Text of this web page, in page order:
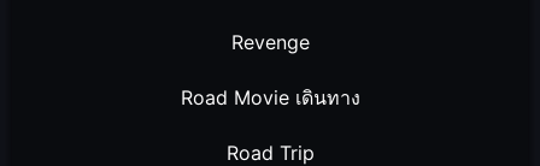
Revenge
Road Movie เดินทาง
Road Trip